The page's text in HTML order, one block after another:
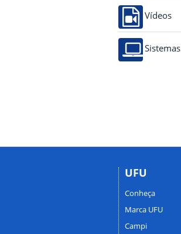
Vídeos
Sistemas
UFU
Conheça
Marca UFU
Campi